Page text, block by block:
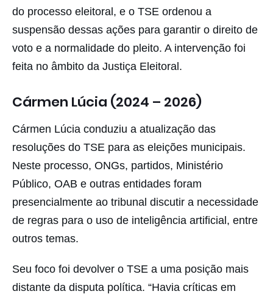
do processo eleitoral, e o TSE ordenou a
suspensão dessas ações para garantir o direito de
voto e a normalidade do pleito. A intervenção foi
feita no âmbito da Justiça Eleitoral.
Cármen Lúcia (2024 – 2026)
Cármen Lúcia conduziu a atualização das
resoluções do TSE para as eleições municipais.
Neste processo, ONGs, partidos, Ministério
Público, OAB e outras entidades foram
presencialmente ao tribunal discutir a necessidade
de regras para o uso de inteligência artificial, entre
outros temas.
Seu foco foi devolver o TSE a uma posição mais
distante da disputa política. “Havia críticas em